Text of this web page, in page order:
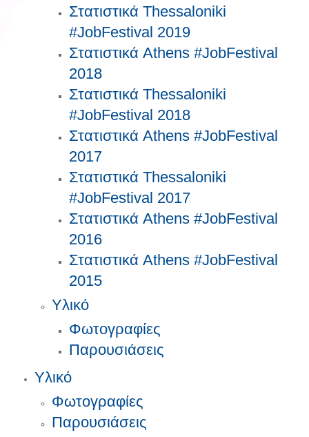
Στατιστικά Thessaloniki
#JobFestival 2019
Στατιστικά Athens #JobFestival
2018
Στατιστικά Thessaloniki
#JobFestival 2018
Στατιστικά Athens #JobFestival
2017
Στατιστικά Thessaloniki
#JobFestival 2017
Στατιστικά Athens #JobFestival
2016
Στατιστικά Athens #JobFestival
2015
Υλικό
Φωτογραφίες
Παρουσιάσεις
Υλικό
Φωτογραφίες
Παρουσιάσεις